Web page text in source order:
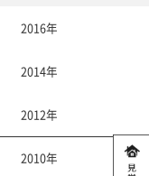
2016年
2014年
2012年
2010年